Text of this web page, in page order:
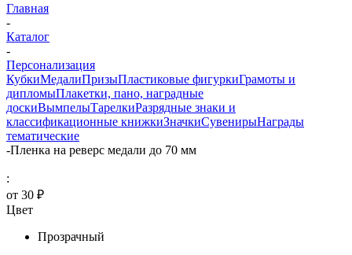
Главная
-
Каталог
-
Персонализация
КубкиМедалиПризыПластиковые фигуркиГрамоты и
дипломыПлакетки, пано, наградные
доскиВымпелыТарелкиРазрядные знаки и
классификационные книжкиЗначкиСувенирыНаграды
тематические
-Пленка на реверс медали до 70 мм
:
от 30 ₽
Цвет
Прозрачный